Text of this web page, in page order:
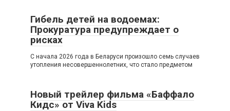
Гибель детей на водоемах:
Прокуратура предупреждает о
рисках
С начала 2026 года в Беларуси произошло семь случаев
утопления несовершеннолетних, что стало предметом
Новый трейлер фильма «Баффало
Кидс» от Viva Kids